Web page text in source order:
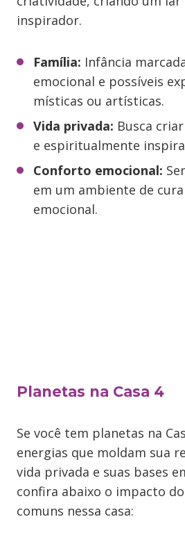
inspirador.
Família: Infância
emocional e possíveis
místicas ou artísticas.
Vida privada: Busca
e espiritualmente
Conforto emocional:
em um ambiente de
emocional.
Planetas na Casa 4
Se você tem planetas na
energias que moldam sua
vida privada e suas bases
confira abaixo o impacto
comuns nessa casa: